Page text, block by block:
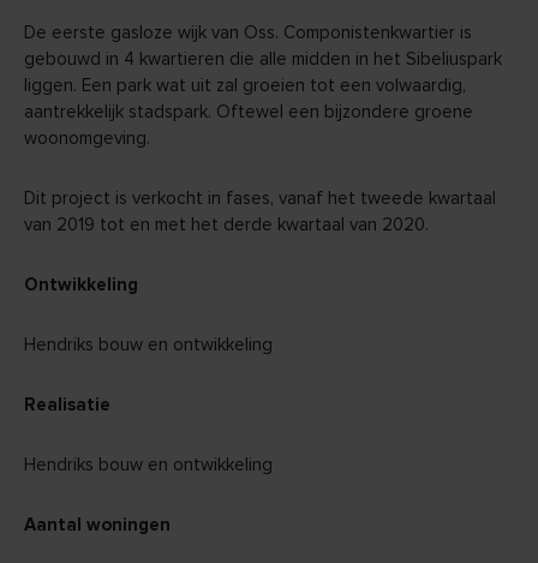
De eerste gasloze wijk van Oss. Componistenkwartier is
gebouwd in 4 kwartieren die alle midden in het Sibeliuspark
liggen. Een park wat uit zal groeien tot een volwaardig,
aantrekkelijk stadspark. Oftewel een bijzondere groene
woonomgeving.
Dit project is verkocht in fases, vanaf het tweede kwartaal
van 2019 tot en met het derde kwartaal van 2020.
Ontwikkeling
Hendriks bouw en ontwikkeling
Realisatie
Hendriks bouw en ontwikkeling
Aantal woningen